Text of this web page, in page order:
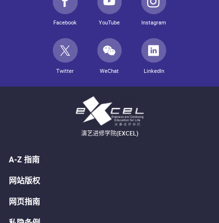
Facebook YouTube Instagram
Twitter WeChat LinkedIn
演艺进修学院(EXCEL)
A-Z 指南
网站版权
网页指南